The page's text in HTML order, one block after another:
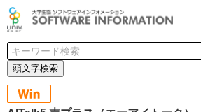
頭文字検索